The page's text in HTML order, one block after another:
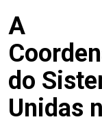
A
do
Unidas